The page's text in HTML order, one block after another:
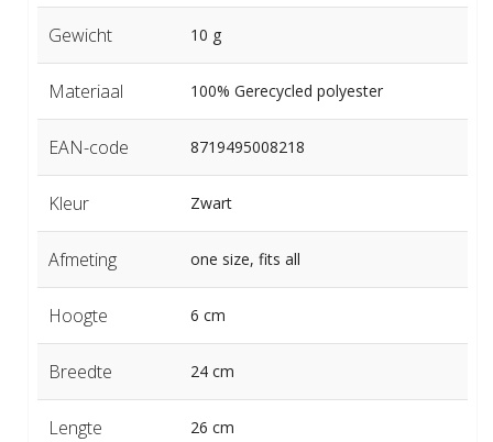
Gewicht 10 g
Materiaal 100% Gerecycled polyester
EAN-code 8719495008218
Kleur Zwart
Afmeting one size, fits all
Hoogte 6 cm
Breedte 24 cm
Lengte 26 cm